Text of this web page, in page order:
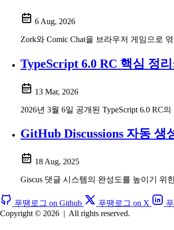
6 Aug, 2026
Zork와 Comic Chat을 브라우저 게임으로
TypeScript 6.0 RC 핵심 정
13 Mar, 2026
2026년 3월 6일 공개된 TypeScript 6.0 RC
GitHub Discussions 자동 생
18 Aug, 2025
Giscus 댓글 시스템의 완성도를 높이기 위
푸땡로그 on Github 푸땡로그 on X
Copyright © 2026 | All rights reserved.